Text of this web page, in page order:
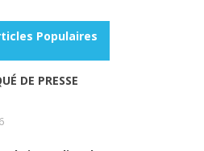
Populaires
DE PRESSE